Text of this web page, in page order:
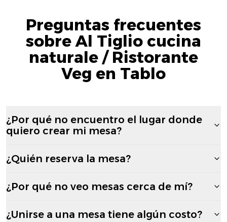
Preguntas frecuentes
sobre Al Tiglio cucina
naturale / Ristorante
Veg en Tablo
¿Por qué no encuentro el lugar donde
quiero crear mi mesa?
¿Quién reserva la mesa?
¿Por qué no veo mesas cerca de mí?
¿Unirse a una mesa tiene algún costo?